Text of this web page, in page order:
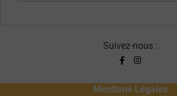
Suivez-nous :
Mentions Légales